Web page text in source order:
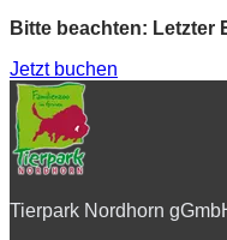
Bitte beachten: Letzter
Jetzt buchen
Tierpark Nordhorn